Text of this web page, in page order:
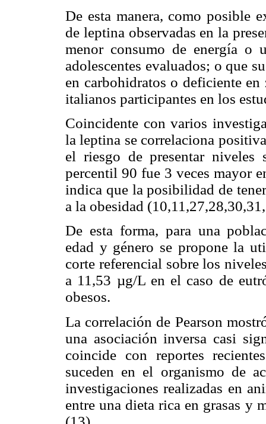
De esta manera, como posible
de leptina observadas en la
menor consumo de energía
adolescentes evaluados; o que
en carbohidratos o deficiente
italianos participantes en los
Coincidente con varios
la leptina se correlaciona
el riesgo de presentar niveles
percentil 90 fue 3 veces mayor
indica que la posibilidad de
a la obesidad
De esta forma, para una
edad y género se propone la
corte referencial sobre los
a 11,53 µg/L en el caso de
obesos.
La correlación de Pearson
una asociación inversa casi
coincide con reportes
suceden en el organismo de
investigaciones realizadas en
entre una dieta rica en grasas y